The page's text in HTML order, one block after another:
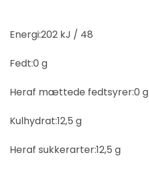
Energi:202 kJ / 48
Fedt:0 g
Heraf mættede fedtsyrer:0 g
Kulhydrat:12,5 g
Heraf sukkerarter:12,5 g